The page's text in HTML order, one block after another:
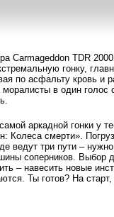
Carmageddon TDR
гонку,
по асфальту кровь и
в один
аркадной гонки у
Колеса смерти».
ведут три пути –
соперников. Выбор
– навесить новые
Ты готов? На